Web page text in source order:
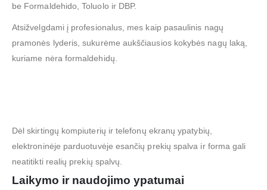
be Formaldehido, Toluolo ir DBP.
Atsižvelgdami į profesionalus, mes kaip pasaulinis nagų
pramonės lyderis, sukurėme aukščiausios kokybės nagų laką,
kuriame nėra formaldehidų.
Dėl skirtingų kompiuterių ir telefonų ekranų ypatybių,
elektroninėje parduotuvėje esančių prekių spalva ir forma gali
neatitikti realių prekių spalvų.
Laikymo ir naudojimo ypatumai